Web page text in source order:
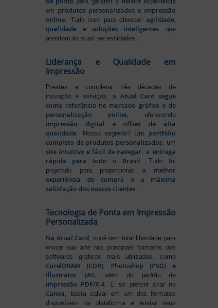
em produtos personalizados e impressão
online . Tudo isso para oferecer agilidade,
qualidade e soluções inteligentes que
atendem às suas necessidades.
Liderança e Qualidade em
Impressão
Prestes a completar três décadas de
inovação e serviços,a Atual Card segue
como referência no mercado gráfico e de
personalização online, oferecendo
impressão digital e offset de alta
qualidade. Nosso segredo? Um portfólio
completo de produtos personalizados, um
site intuitivo e fácil de navegar, e entrega
rápida para todo o Brasil. Tudo foi
projetado para proporcionara melhor
experiência de compra e a máxima
satisfação dos nossos clientes.
Tecnologia de Ponta em Impressão
Personalizada
Na Atual Card, você tem total liberdade para
enviar sua arte nos principais formatos dos
softwares gráficos mais utilizados, como
CorelDRAW (CDR), Photoshop (PSD) e
Illustrator (AI), além do padrão de
impressão PDF/X-4. E se preferir criar no
Canva, basta salvar em um dos formatos
disponíveis na plataforma e enviar seus